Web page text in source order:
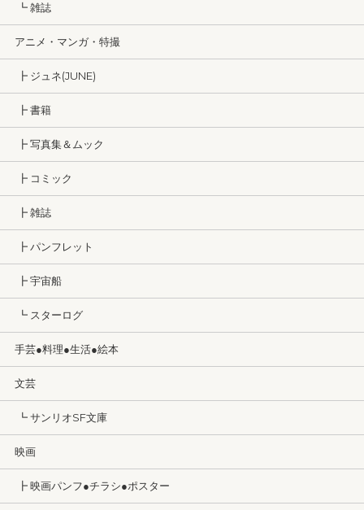
┗ 雑誌
アニメ・マンガ・特撮
┣ ジュネ(JUNE)
┣ 書籍
┣ 写真集＆ムック
┣ コミック
┣ 雑誌
┣ パンフレット
┣ 宇宙船
┗ スターログ
手芸●料理●生活●絵本
文芸
┗ サンリオSF文庫
映画
┣ 映画パンフ●チラシ●ポスター